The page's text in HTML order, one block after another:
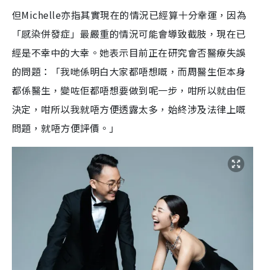
但Michelle亦指其實現在的情況已經算十分幸運，因為
「感染併發症」最嚴重的情況可能會導致截肢，現在已
經是不幸中的大幸。她表示目前正在研究會否醫療失誤
的問題：「我哋係明白大家都唔想嘅，而周醫生佢本身
都係醫生，變咗佢都唔想要做到呢一步，咁所以就由佢
決定，咁所以我就唔方便透露太多，始終涉及法律上嘅
問題，就唔方便評價。」